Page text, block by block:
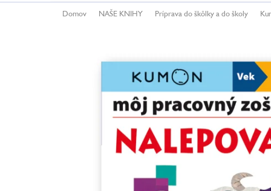
Aktivity / Samolepky
Domov NAŠE KNIHY Príprava do škôlky a do školy